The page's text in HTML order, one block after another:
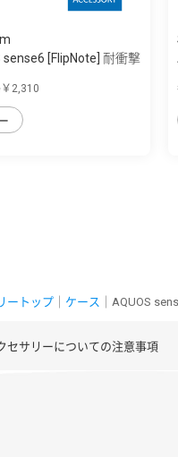
sense6 [FlipNote] 耐衝撃
2,310
ートップ ケース ｜AQUOS
セサリーについての注意事項